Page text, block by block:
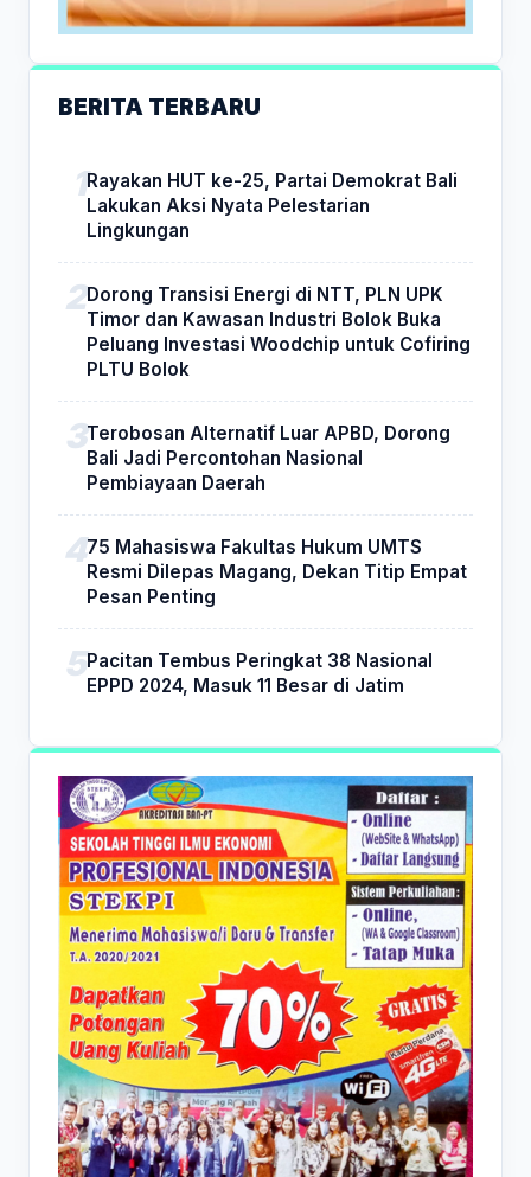
BERITA TERBARU
Rayakan HUT ke-25, Partai Demokrat Bali
Lakukan Aksi Nyata Pelestarian
Lingkungan
Dorong Transisi Energi di NTT, PLN UPK
Timor dan Kawasan Industri Bolok Buka
Peluang Investasi Woodchip untuk Cofiring
PLTU Bolok
Terobosan Alternatif Luar APBD, Dorong
Bali Jadi Percontohan Nasional
Pembiayaan Daerah
75 Mahasiswa Fakultas Hukum UMTS
Resmi Dilepas Magang, Dekan Titip Empat
Pesan Penting
Pacitan Tembus Peringkat 38 Nasional
EPPD 2024, Masuk 11 Besar di Jatim